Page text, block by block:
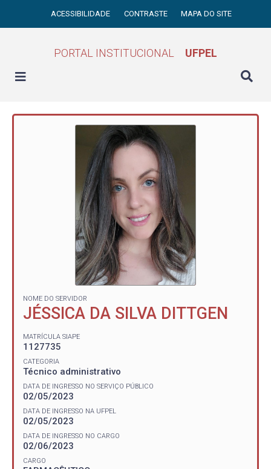
ACESSIBILIDADE CONTRASTE MAPA DO SITE
PORTAL INSTITUCIONAL UFPEL
NOME DO SERVIDOR
JÉSSICA DA SILVA DITTGEN
MATRÍCULA SIAPE
1127735
CATEGORIA
Técnico administrativo
DATA DE INGRESSO NO SERVIÇO PÚBLICO
02/05/2023
DATA DE INGRESSO NA UFPEL
02/05/2023
DATA DE INGRESSO NO CARGO
02/06/2023
CARGO